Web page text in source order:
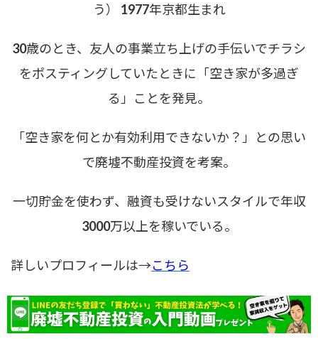
う） 1977年京都生まれ
30歳のとき、友人の事業立ち上げの手伝いでチラシ
をポスティングしていたときに「空き家が多過ぎ
る」ことを発見。
「空き家を何とか有効利用できないか？」との思い
で廃墟不動産投資を考案。
一切貯金を使わず、融資も受けないスタイルで年収
3000万以上を稼いでいる。
詳しいプロフィールは→こちら